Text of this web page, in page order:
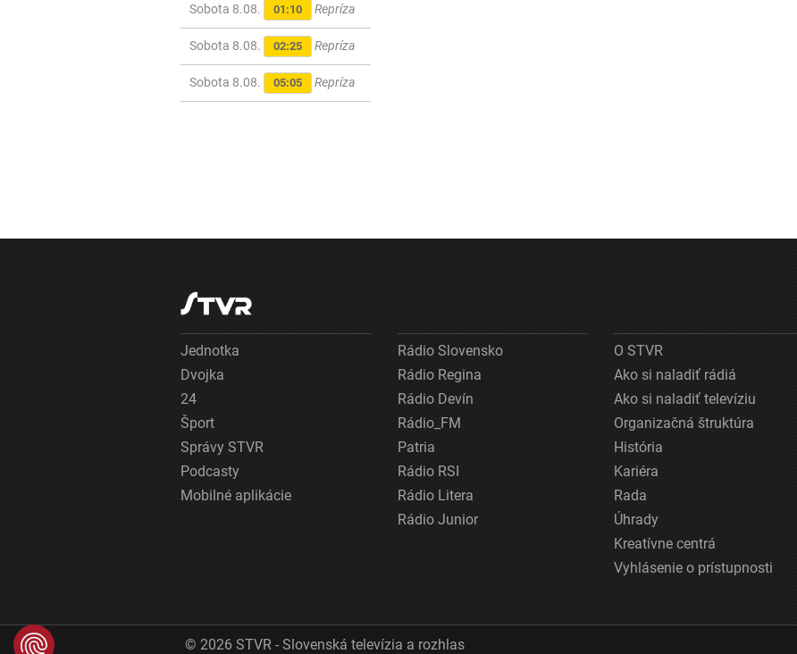
Sobota 8.08. 01:10 Repríza
Sobota 8.08. 02:25 Repríza
Sobota 8.08. 05:05 Repríza
Jednotka
Dvojka
24
Šport
Správy STVR
Podcasty
Mobilné aplikácie
Rádio Slovensko
Rádio Regina
Rádio Devín
Rádio_FM
Patria
Rádio RSI
Rádio Litera
Rádio Junior
O STVR
Ako si naladiť rádiá
Ako si naladiť televíziu
Organizačná štruktúra
História
Kariéra
Rada
Úhrady
Kreatívne centrá
Vyhlásenie o prístupnosti
© 2026 STVR - Slovenská televízia a rozhlas